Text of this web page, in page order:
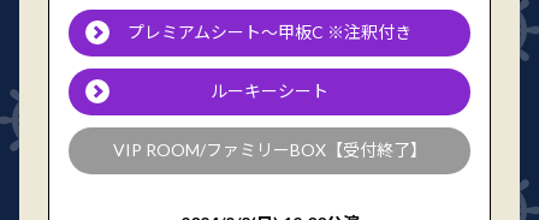
プレミアムシート～甲板C ※注釈付き
ルーキーシート
VIP ROOM/ファミリーBOX【受付終了】